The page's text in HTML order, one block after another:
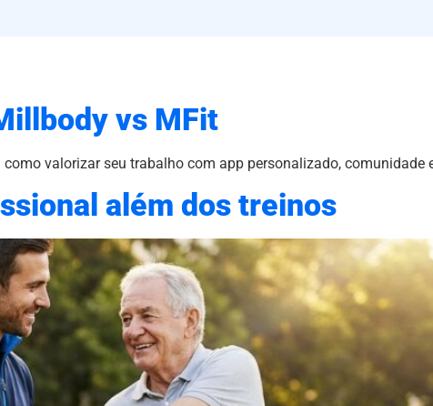
vs MFit
valorizar seu trabalho com app personalizado, comunidade
além dos treinos